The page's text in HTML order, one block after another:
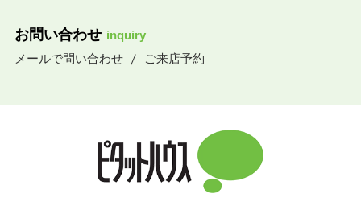
お問い合わせ inquiry
メールで問い合わせ
ご来店予約